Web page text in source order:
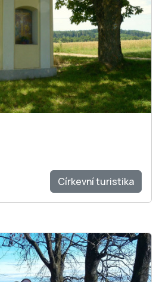
Církevní turistika